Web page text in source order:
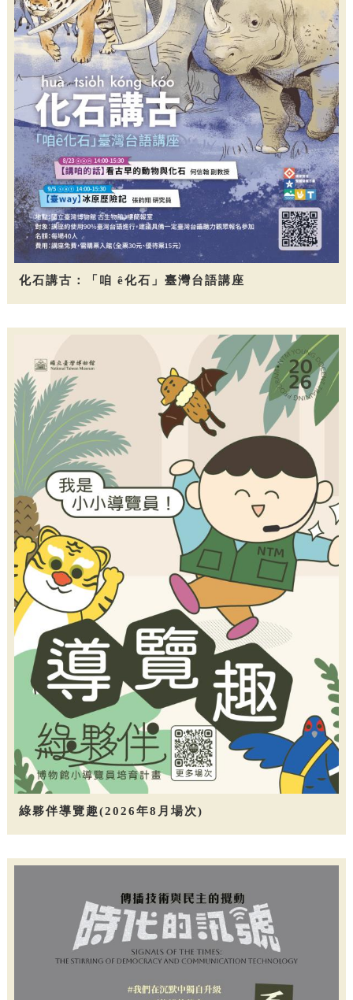
化石講古：「咱 ê化石」臺灣台語講座
綠夥伴導覽趣(2026年8月場次)